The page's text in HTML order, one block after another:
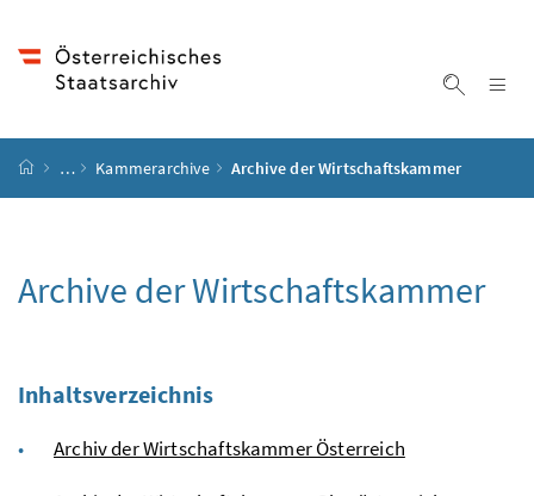
Startseite
… Kammerarchive Archive der Wirtschaftskammer
Archive der Wirtschaftskammer
Inhaltsverzeichnis
Archiv der Wirtschaftskammer Österreich